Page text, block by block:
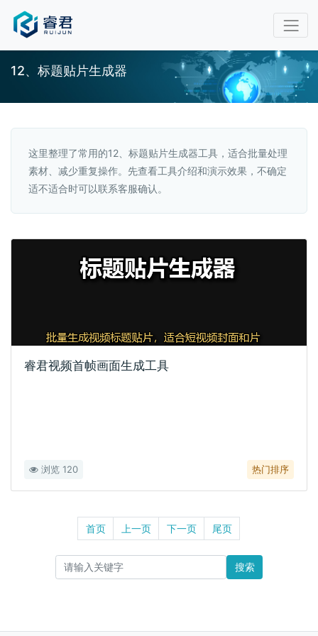
12、标题贴片生成器
这里整理了常用的12、标题贴片生成器工具，适合批量处理
素材、减少重复操作。先查看工具介绍和演示效果，不确定
适不适合时可以联系客服确认。
睿君视频首帧画面生成工具
浏览 120 热门排序
首页 上一页 下一页 尾页
搜索